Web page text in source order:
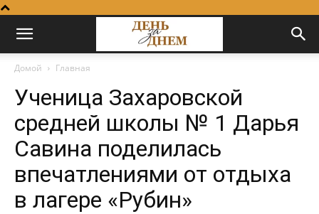
Домой Главная
Ученица Захаровской
средней школы № 1 Дарья
Савина поделилась
впечатлениями от отдыха
в лагере «Рубин»